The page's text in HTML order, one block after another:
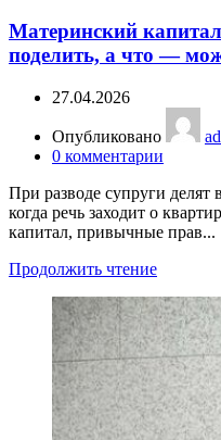
Материнский
поделить, а что —
27.04.2026
Опубликовано
0 комментарии
При разводе супруги
когда речь заходит о
капитал, привычные прав...
Продолжить чтение